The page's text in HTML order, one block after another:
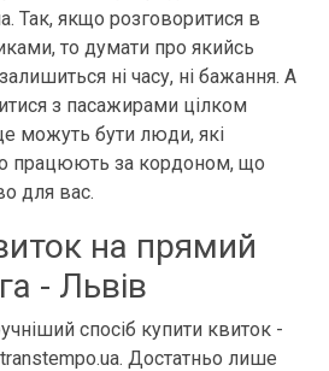
Так, якщо розговоритися в
то думати про якийсь
ні часу, ні бажання. А
з пасажирами цілком
можуть бути люди, які
працюють за кордоном, що
для вас.
на прямий
- Львів
спосіб купити квиток -
Достатньо лише